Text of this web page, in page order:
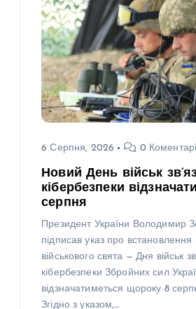
6 Серпня, 2026 0 Коментарі
Новий День військ
кібербезпеки
серпня
Президент України Володимир
підписав указ про встановлення
військового свята — Дня військ
кібербезпеки Збройних сил
відзначатиметься щороку 8
Згідно з указом,…